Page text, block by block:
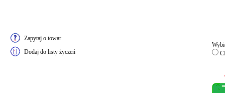
Zapytaj o towar
Dodaj do listy życzeń